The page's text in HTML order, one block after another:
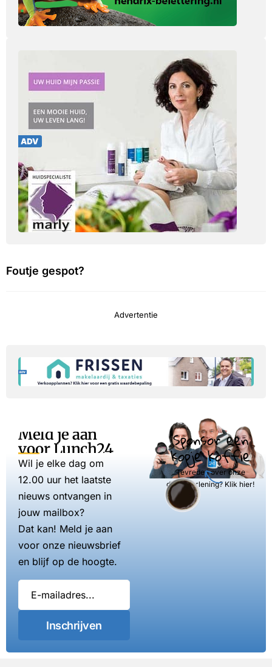
Foutje gespot?
Advertentie
Meld je aan
voor Lunch24
Wil je elke dag om
12.00 uur het laatste
nieuws ontvangen in
jouw mailbox?
Dat kan! Meld je aan
voor onze nieuwsbrief
en blijf op de hoogte.
Inschrijven
Sponsor een
kopje koffie
Tevreden over onze
dienstverlening? Klik hier!